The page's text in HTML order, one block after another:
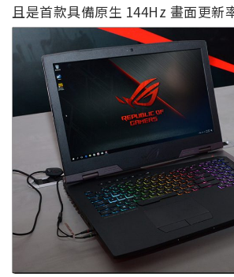
且是首款具備原生 144Hz 畫面更新